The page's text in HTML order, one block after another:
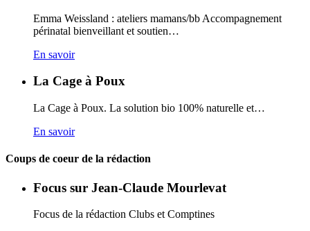
Emma Weissland : ateliers mamans/bb Accompagnement
périnatal bienveillant et soutien…
En savoir
La Cage à Poux
La Cage à Poux. La solution bio 100% naturelle et…
En savoir
Coups de coeur de la rédaction
Focus sur Jean-Claude Mourlevat
Focus de la rédaction Clubs et Comptines